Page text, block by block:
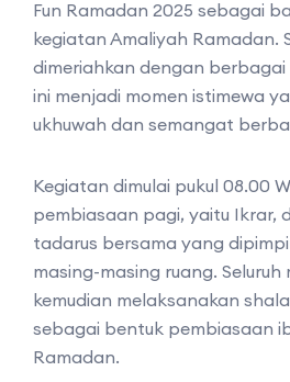
Fun Ramadan 2025 sebagai
kegiatan Amaliyah Ramadan.
dimeriahkan dengan berbagai
ini menjadi momen istimewa
ukhuwah dan semangat
Kegiatan dimulai pukul 08.00
pembiasaan pagi, yaitu Ikrar,
tadarus bersama yang
masing-masing ruang. Seluruh
kemudian melaksanakan
sebagai bentuk pembiasaan
Ramadan.